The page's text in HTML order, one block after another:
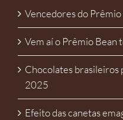
Vencedores do
Vem aí o Prêmio Bean
Chocolates brasileiros
2025
Efeito das canetas